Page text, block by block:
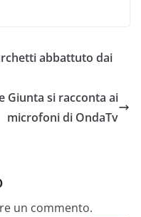
abbattuto dai
Giunta si racconta ai
microfoni di OndaTv
un commento.